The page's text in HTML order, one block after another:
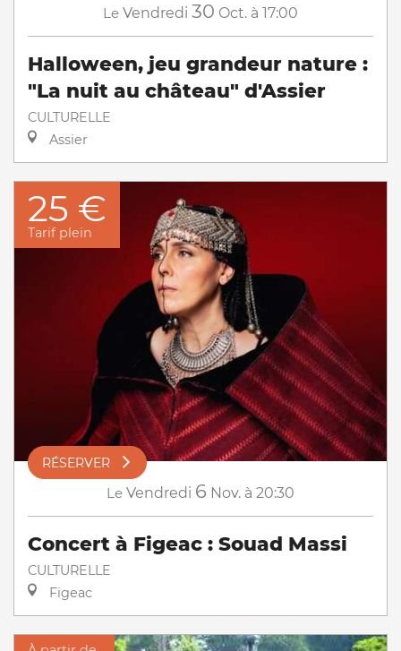
Le Vendredi 30 Oct. à 17:00
Halloween, jeu grandeur nature :
"La nuit au château" d'Assier
CULTURELLE
Assier
25 €
Tarif plein
RÉSERVER
Le Vendredi 6 Nov. à 20:30
Concert à Figeac : Souad Massi
CULTURELLE
Figeac